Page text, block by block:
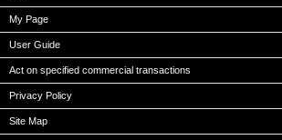
My Page
User Guide
Act on specified commercial transactions
Privacy Policy
Site Map